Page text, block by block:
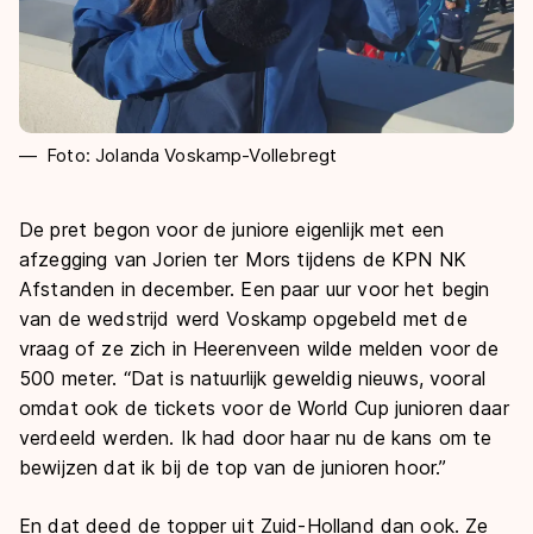
Foto: Jolanda Voskamp-Vollebregt
De pret begon voor de juniore eigenlijk met een
afzegging van Jorien ter Mors tijdens de KPN NK
Afstanden in december. Een paar uur voor het begin
van de wedstrijd werd Voskamp opgebeld met de
vraag of ze zich in Heerenveen wilde melden voor de
500 meter. “Dat is natuurlijk geweldig nieuws, vooral
omdat ook de tickets voor de World Cup junioren daar
verdeeld werden. Ik had door haar nu de kans om te
bewijzen dat ik bij de top van de junioren hoor.”
En dat deed de topper uit Zuid-Holland dan ook. Ze